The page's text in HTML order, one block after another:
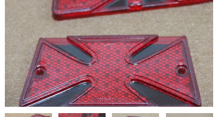
お問い合わせ
特定商取引法に基づく表記